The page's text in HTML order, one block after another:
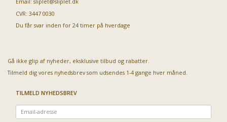
CVR: 3447 0030
Du får svar inden for 24 timer på hverdage
Gå ikke glip af nyheder, eksklusive tilbud og rabatter.
Tilmeld dig vores nyhedsbrev som udsendes 1-4 gange hver måned.
TILMELD NYHEDSBREV
Email-
adresse